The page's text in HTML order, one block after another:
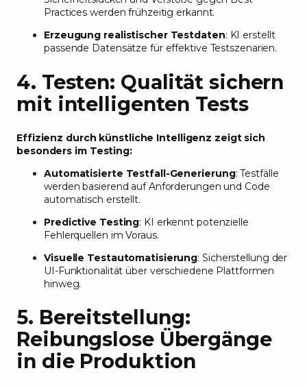
Practices werden frühzeitig erkannt.
Erzeugung realistischer Testdaten: KI erstellt
passende Datensätze für effektive Testszenarien.
4. Testen: Qualität sichern
mit intelligenten Tests
Effizienz durch künstliche Intelligenz zeigt sich
besonders im Testing:
Automatisierte Testfall-Generierung: Testfälle
werden basierend auf Anforderungen und Code
automatisch erstellt.
Predictive Testing: KI erkennt potenzielle
Fehlerquellen im Voraus.
Visuelle Testautomatisierung: Sicherstellung der
UI-Funktionalität über verschiedene Plattformen
hinweg.
5. Bereitstellung:
Reibungslose Übergänge
in die Produktion